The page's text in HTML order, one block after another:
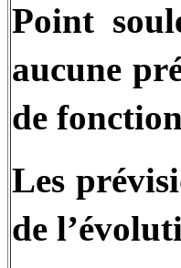
Point
aucune
de
Les
de